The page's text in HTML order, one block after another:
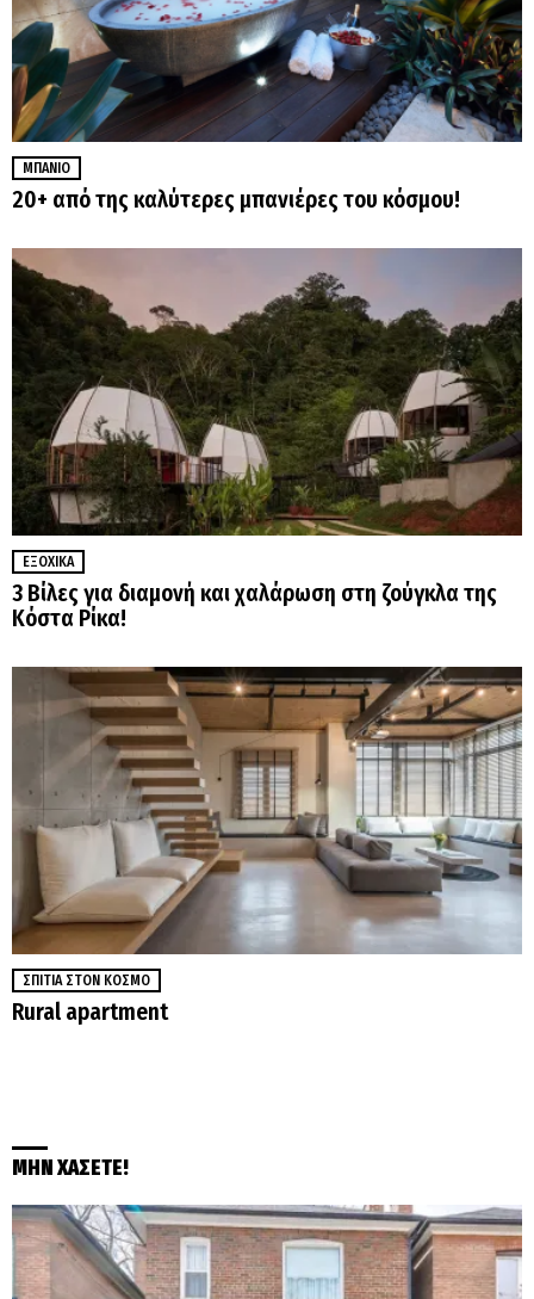
ΜΠΆΝΙΟ
20+ από της καλύτερες μπανιέρες του κόσμου!
ΕΞΟΧΙΚΆ
3 Βίλες για διαμονή και χαλάρωση στη ζούγκλα της
Κόστα Ρίκα!
ΣΠΊΤΙΑ ΣΤΟΝ ΚΌΣΜΟ
Rural apartment
ΜΗΝ ΧΑΣΕΤΕ!